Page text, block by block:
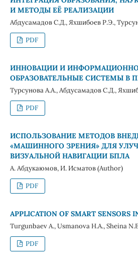
И МЕТОДЫ ЕЁ РЕАЛИЗАЦИИ
Абдусамадов С.Д., Яхшибоев Р.Э.,
PDF
ИННОВАЦИИ И
ОБРАЗОВАТЕЛЬНЫЕ СИСТЕМЫ В
Турсунова А.А., Абдусамадов С.Д.,
PDF
ИСПОЛЬЗОВАНИЕ МЕТОДОВ
«МАШИННОГО ЗРЕНИЯ» ДЛЯ
ВИЗУАЛЬНОЙ НАВИГАЦИИ БПЛА
А. Абдукаюмов, И. Исматов (Author)
PDF
APPLICATION OF SMART SENSORS
Turgunbaev A., Usmanova H.A., Sheina
PDF